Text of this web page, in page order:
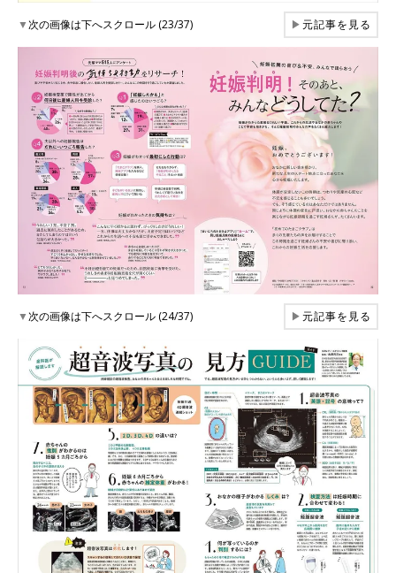
▼次の画像は下へスクロール (23/37) ▶元記事を見る
▼次の画像は下へスクロール (24/37) ▶元記事を見る